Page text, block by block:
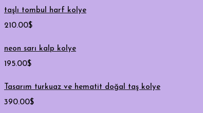
taşlı tombul harf kolye
210.00$
neon sarı kalp kolye
195.00$
Tasarım turkuaz ve hematit doğal taş kolye
390.00$